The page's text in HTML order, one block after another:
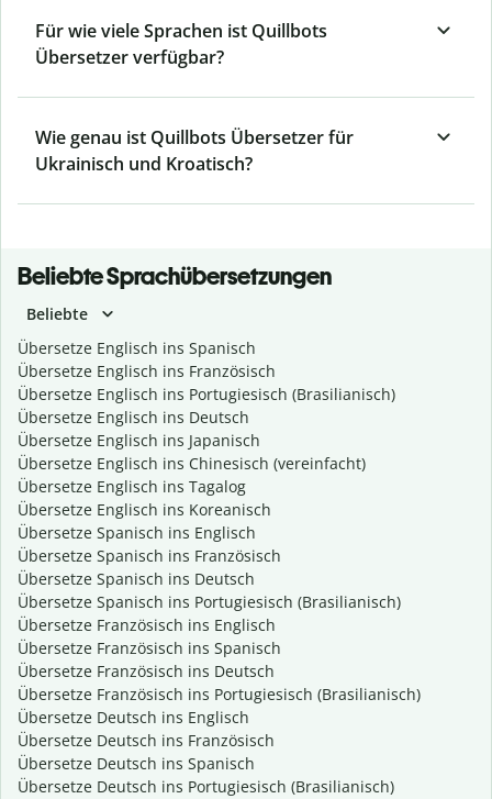
Für wie viele Sprachen ist Quillbots
Übersetzer verfügbar?
Wie genau ist Quillbots Übersetzer für
Ukrainisch und Kroatisch?
Beliebte Sprachübersetzungen
Beliebte
Übersetze Englisch ins Spanisch
Übersetze Englisch ins Französisch
Übersetze Englisch ins Portugiesisch (Brasilianisch)
Übersetze Englisch ins Deutsch
Übersetze Englisch ins Japanisch
Übersetze Englisch ins Chinesisch (vereinfacht)
Übersetze Englisch ins Tagalog
Übersetze Englisch ins Koreanisch
Übersetze Spanisch ins Englisch
Übersetze Spanisch ins Französisch
Übersetze Spanisch ins Deutsch
Übersetze Spanisch ins Portugiesisch (Brasilianisch)
Übersetze Französisch ins Englisch
Übersetze Französisch ins Spanisch
Übersetze Französisch ins Deutsch
Übersetze Französisch ins Portugiesisch (Brasilianisch)
Übersetze Deutsch ins Englisch
Übersetze Deutsch ins Französisch
Übersetze Deutsch ins Spanisch
Übersetze Deutsch ins Portugiesisch (Brasilianisch)